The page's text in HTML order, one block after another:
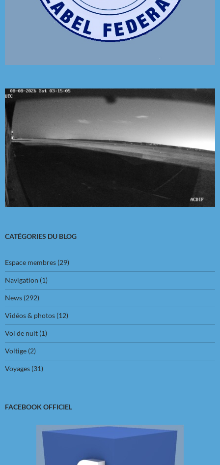
CATÉGORIES DU BLOG
Espace membres (29)
Navigation (1)
News (292)
Vidéos & photos (12)
Vol de nuit (1)
Voltige (2)
Voyages (31)
FACEBOOK OFFICIEL